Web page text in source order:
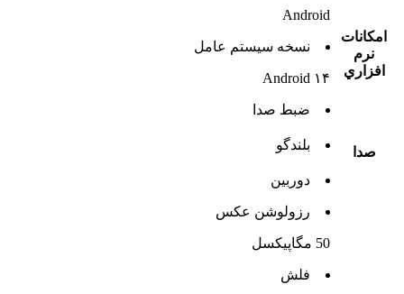
امکانات
نرم
افزاري
Android
نسخه سيستم عامل
Android ۱۴
ضبط صدا
صدا بلندگو
دوربين
رزولوشن عکس
50 مگاپیکسل
فلش